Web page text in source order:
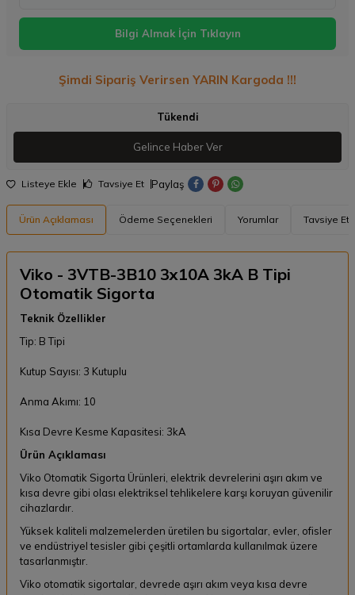
Bilgi Almak İçin Tıklayın
Şimdi Sipariş Verirsen YARIN Kargoda !!!
Tükendi
Gelince Haber Ver
Listeye Ekle Tavsiye Et Paylaş
Ürün Açıklaması Ödeme Seçenekleri Yorumlar Tavsiye Et
Viko - 3VTB-3B10 3x10A 3kA B Tipi
Otomatik Sigorta
Teknik Özellikler
Tip: B Tipi
Kutup Sayısı: 3 Kutuplu
Anma Akımı: 10
Kısa Devre Kesme Kapasitesi: 3kA
Ürün Açıklaması
Viko Otomatik Sigorta Ürünleri, elektrik devrelerini aşırı akım ve
kısa devre gibi olası elektriksel tehlikelere karşı koruyan güvenilir
cihazlardır.
Yüksek kaliteli malzemelerden üretilen bu sigortalar, evler, ofisler
ve endüstriyel tesisler gibi çeşitli ortamlarda kullanılmak üzere
tasarlanmıştır.
Viko otomatik sigortalar, devrede aşırı akım veya kısa devre